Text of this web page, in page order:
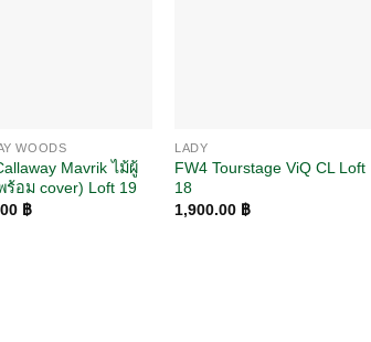
WOODS
Mavrik ไม้ผู้
อม cover) Loft 19
฿
LADY
FW4 Tourstage ViQ CL Loft
18
1,900.00 ฿